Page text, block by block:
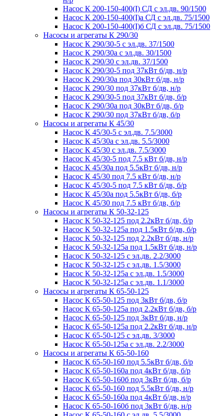
Насос К 200-150-400(I) СД с эл.дв. 90/1500
Насос К 200-150-400(I)а СД с эл.дв. 75/1500
Насос К 200-150-400(I)б СД с эл.дв. 75/1500
Насосы и агрегаты К 290/30
Насос К 290/30-5 с эл.дв. 37/1500
Насос К 290/30а с эл.дв. 30/1500
Насос К 290/30 с эл.дв. 37/1500
Насос К 290/30-5 под 37кВт б/дв, н/р
Насос К 290/30а под 30кВт б/дв, н/р
Насос К 290/30 под 37кВт б/дв, н/р
Насос К 290/30-5 под 37кВт б/дв, б/р
Насос К 290/30а под 30кВт б/дв, б/р
Насос К 290/30 под 37кВт б/дв, б/р
Насосы и агрегаты К 45/30
Насос К 45/30-5 с эл.дв. 7.5/3000
Насос К 45/30а с эл.дв. 5.5/3000
Насос К 45/30 с эл.дв. 7.5/3000
Насос К 45/30-5 под 7.5 кВт б/дв, н/р
Насос К 45/30а под 5.5кВт б/дв, н/р
Насос К 45/30 под 7.5 кВт б/дв, н/р
Насос К 45/30-5 под 7.5 кВт б/дв, б/р
Насос К 45/30а под 5.5кВт б/дв, б/р
Насос К 45/30 под 7.5 кВт б/дв, б/р
Насосы и агрегаты К 50-32-125
Насос К 50-32-125 под 2.2кВт б/дв, б/р
Насос К 50-32-125а под 1.5кВт б/дв, б/р
Насос К 50-32-125 под 2.2кВт б/дв, н/р
Насос К 50-32-125а под 1.5кВт б/дв, н/р
Насос К 50-32-125 с эл.дв. 2.2/3000
Насос К 50-32-125 с эл.дв. 1.5/3000
Насос К 50-32-125а с эл.дв. 1.5/3000
Насос К 50-32-125а с эл.дв. 1.1/3000
Насосы и агрегаты К 65-50-125
Насос К 65-50-125 под 3кВт б/дв, б/р
Насос К 65-50-125а под 2.2кВт б/дв, б/р
Насос К 65-50-125 под 3кВт б/дв, н/р
Насос К 65-50-125а под 2.2кВт б/дв, н/р
Насос К 65-50-125 с эл.дв. 3/3000
Насос К 65-50-125а с эл.дв. 2.2/3000
Насосы и агрегаты К 65-50-160
Насос К 65-50-160 под 5.5кВт б/дв, б/р
Насос К 65-50-160а под 4кВт б/дв, б/р
Насос К 65-50-160б под 3кВт б/дв, б/р
Насос К 65-50-160 под 5.5кВт б/дв, н/р
Насос К 65-50-160а под 4кВт б/дв, н/р
Насос К 65-50-160б под 3кВт б/дв, н/р